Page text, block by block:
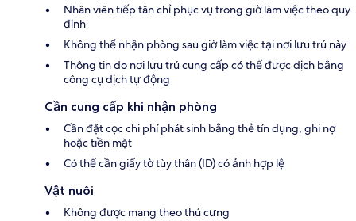
Nhân viên tiếp tân chỉ phục vụ trong giờ làm việc theo quy
định
Không thể nhận phòng sau giờ làm việc tại nơi lưu trú này
Thông tin do nơi lưu trú cung cấp có thể được dịch bằng
công cụ dịch tự động
Cần cung cấp khi nhận phòng
Cần đặt cọc chi phí phát sinh bằng thẻ tín dụng, ghi nợ
hoặc tiền mặt
Có thể cần giấy tờ tùy thân (ID) có ảnh hợp lệ
Vật nuôi
Không được mang theo thú cưng